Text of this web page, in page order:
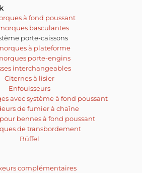
à fond poussant
basculantes
porte-caissons
à plateforme
porte-engins
interchangeables
Citernes à lisier
Enfouisseurs
avec système à fond poussant
de fumier à chaîne
bennes à fond poussant
de transbordement
Büffel
complémentaires